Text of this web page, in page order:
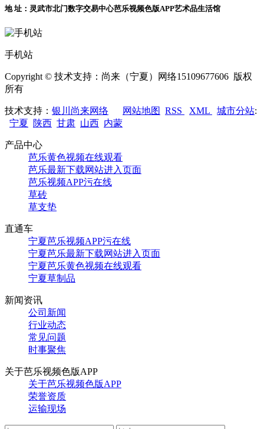
地 址：灵武市北门数字交易中心芭乐视频色版APP艺术品生活馆
手机站
Copyright © 技术支持：尚来（宁夏）网络15109677606 版权
所有
技术支持： 银川尚来网络 网站地图 RSS XML 城市分站:
宁夏
陕西 甘肃 山西 内蒙
产品中心
芭乐黄色视频在线观看
芭乐最新下载网站进入页面
芭乐视频APP污在线
草砖
草支垫
直通车
宁夏芭乐视频APP污在线
宁夏芭乐最新下载网站进入页面
宁夏芭乐黄色视频在线观看
宁夏草制品
新闻资讯
公司新闻
行业动态
常见问题
时事聚焦
关于芭乐视频色版APP
关于芭乐视频色版APP
荣誉资质
运输现场